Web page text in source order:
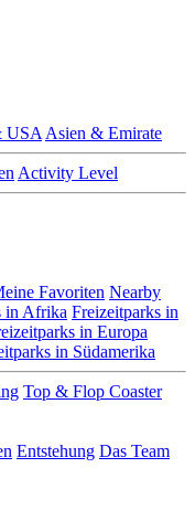
USA Asien & Emirate
Activity Level
Favoriten Nearby
in Afrika Freizeitparks in
in Europa
in Südamerika
Top & Flop Coaster
Entstehung Das Team